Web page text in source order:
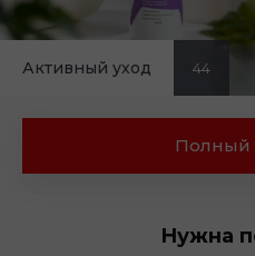
Активный уход 44
Полный
Нужна